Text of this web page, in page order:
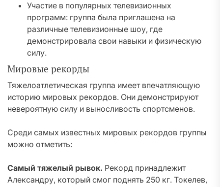
Участие в популярных телевизионных
программ: группа была приглашена на
различные телевизионные шоу, где
демонстрировала свои навыки и физическую
силу.
Мировые рекорды
Тяжелоатлетическая группа имеет впечатляющую
историю мировых рекордов. Они демонстрируют
невероятную силу и выносливость спортсменов.
Среди самых известных мировых рекордов группы
можно отметить:
Самый тяжелый рывок. Рекорд принадлежит
Александру, который смог поднять 250 кг. Токелев,